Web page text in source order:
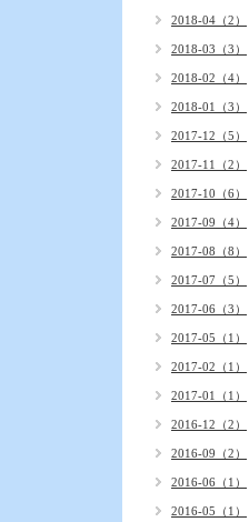
2018-04（2）
2018-03（3）
2018-02（4）
2018-01（3）
2017-12（5）
2017-11（2）
2017-10（6）
2017-09（4）
2017-08（8）
2017-07（5）
2017-06（3）
2017-05（1）
2017-02（1）
2017-01（1）
2016-12（2）
2016-09（2）
2016-06（1）
2016-05（1）